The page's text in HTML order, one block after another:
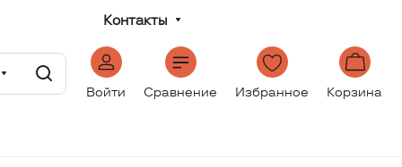
Контакты
Войти
Сравнение Избранное Корзина